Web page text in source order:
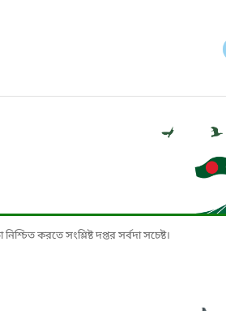
করতে সংশ্লিষ্ট দপ্তর সর্বদা সচেষ্ট।